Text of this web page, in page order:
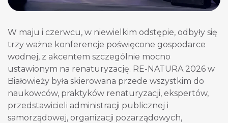
W maju i czerwcu, w niewielkim odstępie, odbyły się
trzy ważne konferencje poświęcone gospodarce
wodnej, z akcentem szczególnie mocno
ustawionym na renaturyzację. RE-NATURA 2026 w
Białowieży była skierowana przede wszystkim do
naukowców, praktyków renaturyzacji, ekspertów,
przedstawicieli administracji publicznej i
samorządowej, organizacji pozarządowych,